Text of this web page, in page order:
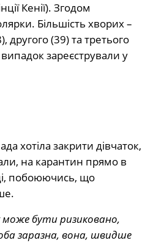
Кенії). Згодом
Більшість хворих –
другого (39) та третього
зареєстрували у
хотіла закрити дівчаток,
на карантин прямо в
побоюючись, що
бути ризиковано,
заразна, вона, швидше